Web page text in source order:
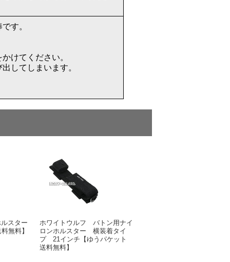
す。
けてください。
してしまいます。
ルスター
無料】
ホワイトウルフ バトン用ナイ
ロンホルスター 横装着タイ
プ 21インチ【ゆうパケット
送料無料】